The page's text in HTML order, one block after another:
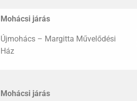
Mohácsi járás
Újmohács – Margitta Művelődési
Ház
Mohácsi járás